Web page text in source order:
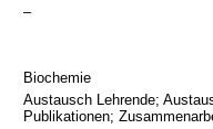
–
Biochemie
Austausch Lehrende;
Publikationen;